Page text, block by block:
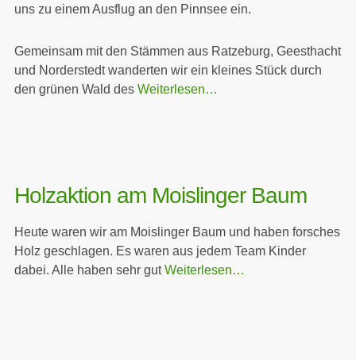
uns zu einem Ausflug an den Pinnsee ein.
Gemeinsam mit den Stämmen aus Ratzeburg, Geesthacht
und Norderstedt wanderten wir ein kleines Stück durch
den grünen Wald des Weiterlesen…
Holzaktion am Moislinger Baum
Heute waren wir am Moislinger Baum und haben forsches
Holz geschlagen. Es waren aus jedem Team Kinder
dabei. Alle haben sehr gutWeiterlesen…